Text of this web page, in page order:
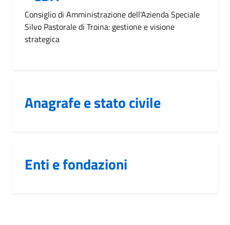
Consiglio di Amministrazione dell'Azienda Speciale
Silvo Pastorale di Troina: gestione e visione
strategica
Anagrafe e stato civile
Enti e fondazioni